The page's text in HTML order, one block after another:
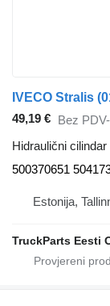
49,19 € Bez
Hidraulični cilindar
500370651
Estonija,
TruckParts Eesti